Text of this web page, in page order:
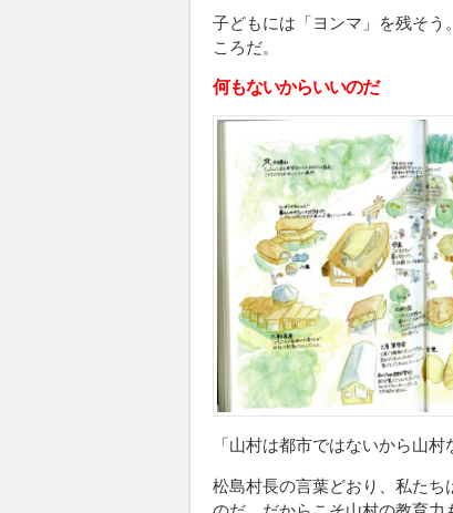
子どもには「ヨンマ」を残そ
ころだ。
何もないからいいのだ
「山村は都市ではないから山
松島村長の言葉どおり、私た